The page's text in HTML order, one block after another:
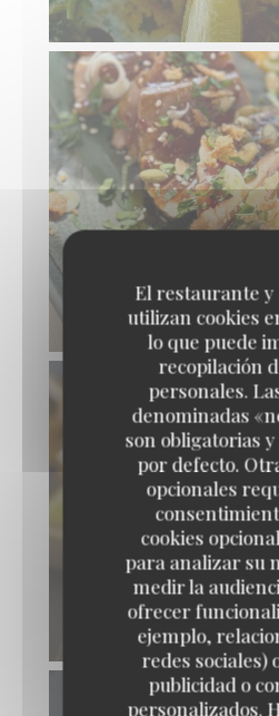
El restaurante y
utilizan cookies
lo que puede
recopilación
personales.
denominadas
son obligatorias
por defecto.
opcionales
cookies
para analizar su
medir la
ofrecer
ejemplo,
redes sociales)
publicidad o
personalizados.